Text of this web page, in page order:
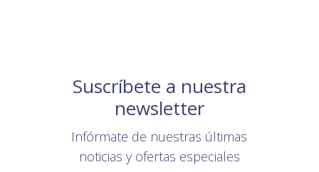
Suscríbete a nuestra
newsletter
Infórmate de nuestras últimas
noticias y ofertas especiales